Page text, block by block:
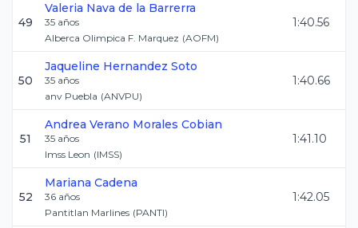
49
Valeria Nava de la Barrerra
35 años
Alberca Olimpica F. Marquez (AOFM)
1:40.56
50
Jaqueline Hernandez Soto
35 años
anv Puebla (ANVPU)
1:40.66
51
Andrea Verano Morales Cobian
35 años
Imss Leon (IMSS)
1:41.10
52
Mariana Cadena
36 años
Pantitlan Marlines (PANTI)
1:42.05